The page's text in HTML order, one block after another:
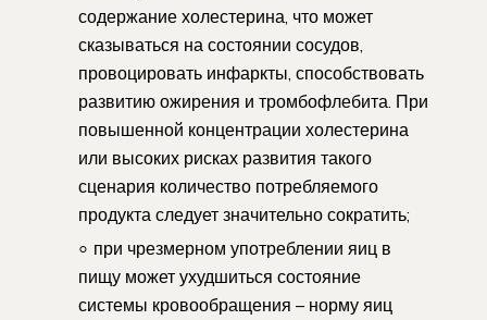
содержание холестерина, что может
сказываться на состоянии сосудов,
провоцировать инфаркты, способствовать
развитию ожирения и тромбофлебита. При
повышенной концентрации холестерина
или высоких рисках развития такого
сценария количество потребляемого
продукта следует значительно сократить;
при чрезмерном употреблении яиц в
пищу может ухудшиться состояние
системы кровообращения – норму яиц